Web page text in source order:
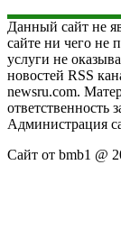
Данный сайт не
сайте ни чего не
услуги не
новостей RSS
newsru.com.
ответственность
Администрация
Сайт от bmb1 @